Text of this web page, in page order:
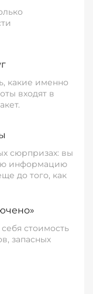
какие именно
входят в
сюрпризах: вы
информацию
до того, как
стоимость
запасных